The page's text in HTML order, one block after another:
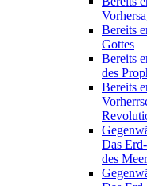
Bereits
Gottes
Bereits
des
Bereits
Das
des